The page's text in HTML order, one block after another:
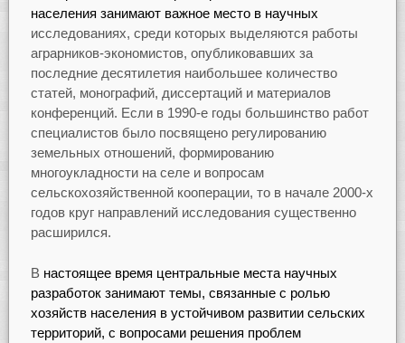
населения занимают важное место в научных
исследованиях, среди которых выделяются работы
аграрников-экономистов, опубликовавших за
последние десятилетия наибольшее количество
статей, монографий, диссертаций и материалов
конференций. Если в 1990-е годы большинство работ
специалистов было посвящено регулированию
земельных отношений, формированию
многоукладности на селе и вопросам
сельскохозяйственной кооперации, то в начале 2000-х
годов круг направлений исследования существенно
расширился.
В настоящее время центральные места научных
разработок занимают темы, связанные с ролью
хозяйств населения в устойчивом развитии сельских
территорий, с вопросами решения проблем